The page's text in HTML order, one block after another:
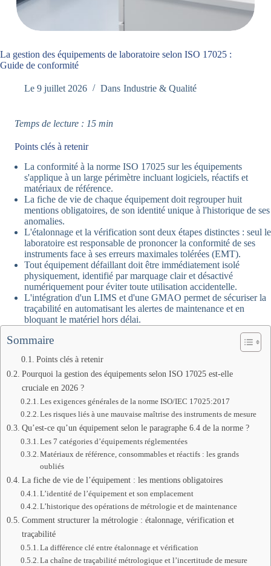
La gestion des équipements de laboratoire selon ISO 17025 :
Guide de conformité
Le 9 juillet 2026 Dans Industrie & Qualité
Temps de lecture : 15 min
Points clés à retenir
La conformité à la norme ISO 17025 sur les équipements
s'applique à un large périmètre incluant logiciels, réactifs et
matériaux de référence.
La fiche de vie de chaque équipement doit regrouper huit
mentions obligatoires, de son identité unique à l'historique de ses
anomalies.
L'étalonnage et la vérification sont deux étapes distinctes : seul le
laboratoire est responsable de prononcer la conformité de ses
instruments face à ses erreurs maximales tolérées (EMT).
Tout équipement défaillant doit être immédiatement isolé
physiquement, identifié par marquage clair et désactivé
numériquement pour éviter toute utilisation accidentelle.
L'intégration d'un LIMS et d'une GMAO permet de sécuriser la
traçabilité en automatisant les alertes de maintenance et en
bloquant le matériel hors délai.
Sommaire
Points clés à retenir
Pourquoi la gestion des équipements selon ISO 17025 est-elle
cruciale en 2026 ?
Les exigences générales de la norme ISO/IEC 17025:2017
Les risques liés à une mauvaise maîtrise des instruments de mesure
Qu’est-ce qu’un équipement selon le paragraphe 6.4 de la norme ?
Les 7 catégories d’équipements réglementées
Matériaux de référence, consommables et réactifs : les grands
oubliés
La fiche de vie de l’équipement : les mentions obligatoires
L’identité de l’équipement et son emplacement
L’historique des opérations de métrologie et de maintenance
Comment structurer la métrologie : étalonnage, vérification et
traçabilité
La différence clé entre étalonnage et vérification
La chaîne de traçabilité métrologique et l’incertitude de mesure